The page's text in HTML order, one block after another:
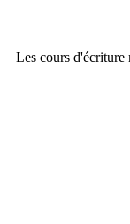
Les cours d'écriture